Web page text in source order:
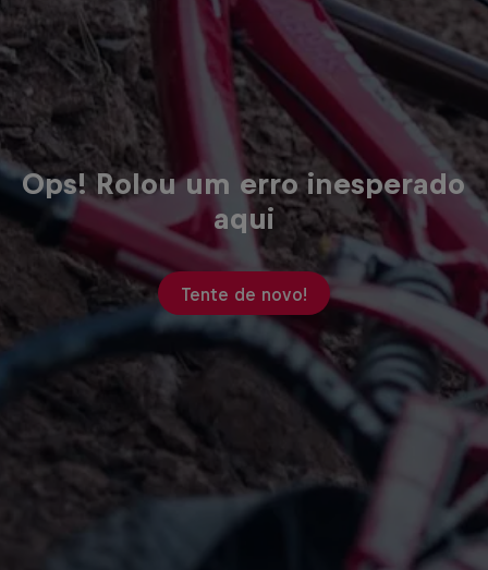
Ops! Rolou um erro inesperado
aqui
Tente de novo!